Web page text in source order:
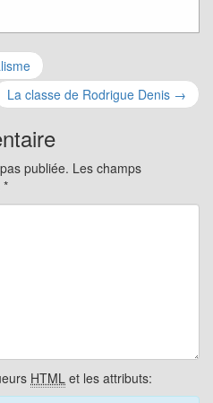
La classe de Rodrigue Denis →
publiée. Les champs
*
HTML et les attributs: